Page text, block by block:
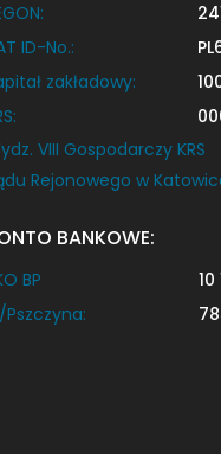
ID-No.:
zakładowy:
VIII Gospodarczy KRS
Rejonowego w
BANKOWE:
BP
Pszczyna: